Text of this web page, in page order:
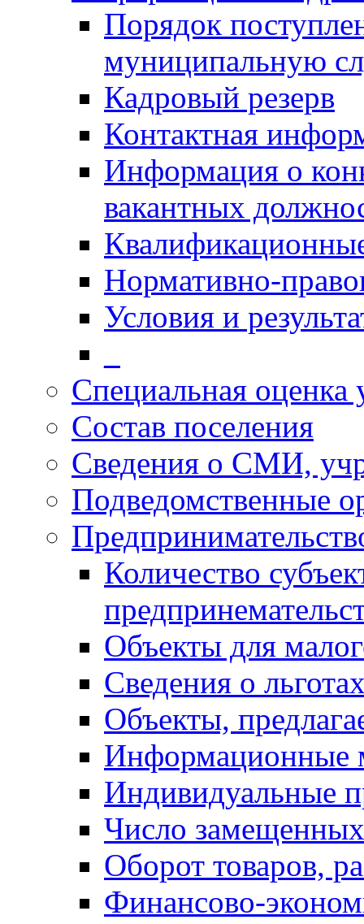
Порядок
муниципальную
Кадровый резерв
Контактная
Информация о
вакантных
Нормативно-
Условия и
Специальная оценка
Состав поселения
Сведения о СМИ,
Подведомственные
Количество
Объекты для
Сведения о
Объекты,
Информационные
Индивидуальные
Число
Оборот товаров,
Финансово-